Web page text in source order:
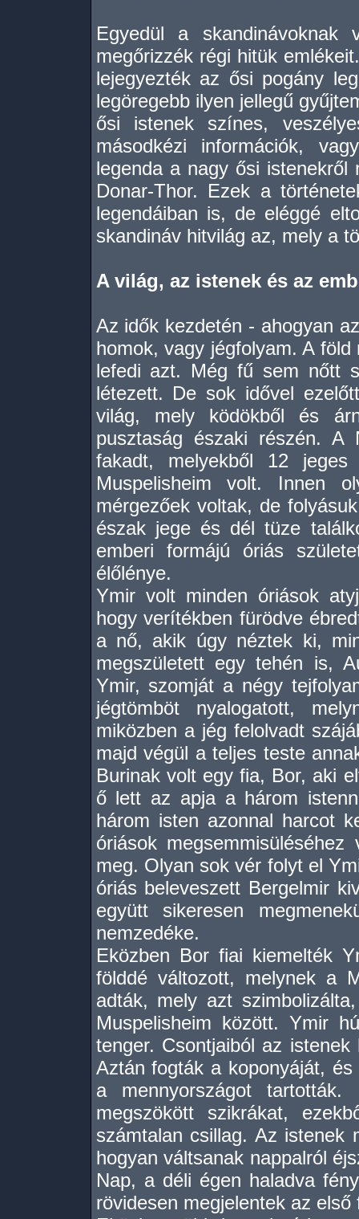
Egyedül a
megőrizzék régi hitük
lejegyezték az ősi pogány
legöregebb ilyen jellegű
ősi istenek színes,
másodkézi információk,
legenda a nagy ősi
Donar-Thor. Ezek a
legendáiban is, de eléggé
skandináv hitvilág az, mely a
A világ, az istenek és az
Az idők kezdetén - ahogyan
homok, vagy jégfolyam. A
lefedi azt. Még fű sem nőtt
létezett. De sok idővel
világ, mely ködökből és
pusztaság északi részén. A
fakadt, melyekből 12
Muspelisheim volt. Innen
mérgezőek voltak, de
észak jege és dél tüze
emberi formájú óriás
élőlénye.
Ymir volt minden óriások
hogy verítékben fürödve
a nő, akik úgy néztek ki,
megszületett egy tehén is,
Ymir, szomját a négy
jégtömböt nyalogatott,
miközben a jég felolvadt
majd végül a teljes teste
Burinak volt egy fia, Bor, aki
ő lett az apja a három
három isten azonnal harcot
óriások
meg. Olyan sok vér folyt el
óriás beleveszett Bergelmir
együtt sikeresen
nemzedéke.
Eközben Bor fiai kiemelték
földdé változott, melynek a
adták, mely azt
Muspelisheim között. Ymir
tenger. Csontjaiból az
Aztán fogták a koponyáját,
a mennyországot
megszökött szikrákat,
számtalan csillag. Az istenek
hogyan váltsanak nappalról
Nap, a déli égen haladva
rövidesen megjelentek az első